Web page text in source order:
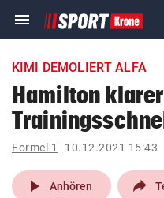
menu Navigation
ein-/ausklappen
account_circle Anmelden
pin_drop
Wien
KIMI DEMOLIERT ALFA
Hamilton klarer
Formel 1 10.12.2021 15:43
play_arrow Anhören